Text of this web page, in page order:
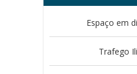
Espaço em
Trafego